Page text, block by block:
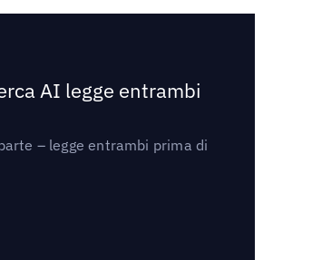
AI legge entrambi
– legge entrambi prima di